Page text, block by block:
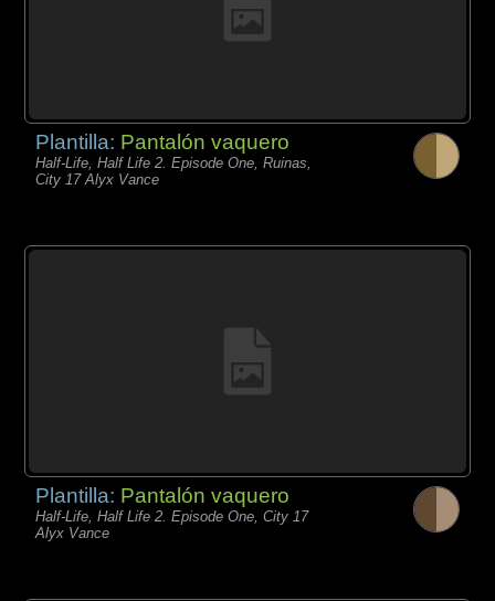
Plantilla: Pantalón vaquero
Half-Life, Half Life 2. Episode One, Ruinas,
City 17 Alyx Vance
Plantilla: Pantalón vaquero
Half-Life, Half Life 2. Episode One, City 17
Alyx Vance